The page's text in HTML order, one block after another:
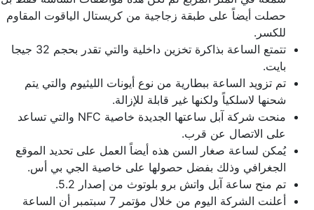
حصلت أيضاً على طبقة زجاجية من كريستال الياقوت المقاوم
للكسر.
تتمتع الساعة بذاكرة تخزين داخلية والتي تقدر بحجم 32 جيجا
بايت.
تم تزويد الساعة ببطارية من نوع أيونات الليثيوم والتي يتم
شحنها لاسلكياً ولكنها غير قابلة للإزالة.
منحت شركة آبل ساعتها الجديدة خاصية NFC والتي تساعد
على الاتصال عن قرب.
يُمكن لساعة صغار السن هذه أيضاً العمل على تحديد الموقع
الجغرافي وذلك بفضل حصولها على خاصية الجي بي أس.
تم منح ساعة آبل واتش برو بلوتوث من إصدار 5.2.
أعلنت الشركة اليوم من خلال مؤتمر 7 سبتمبر أن الساعة